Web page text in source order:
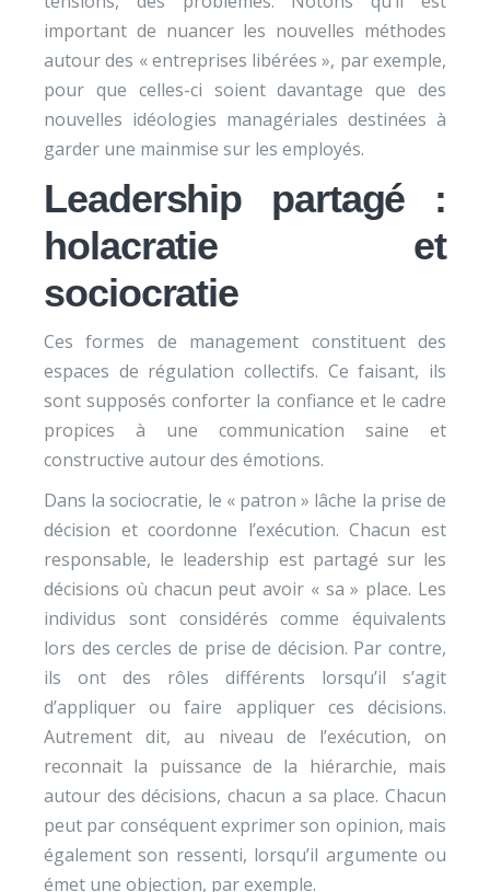
important de nuancer les nouvelles méthodes
autour des « entreprises libérées », par exemple,
pour que celles-ci soient davantage que des
nouvelles idéologies managériales destinées à
garder une mainmise sur les employés.
Leadership partagé :
holacratie et
sociocratie
Ces formes de management constituent des
espaces de régulation collectifs. Ce faisant, ils
sont supposés conforter la confiance et le cadre
propices à une communication saine et
constructive autour des émotions.
Dans la sociocratie, le « patron » lâche la prise de
décision et coordonne l’exécution. Chacun est
responsable, le leadership est partagé sur les
décisions où chacun peut avoir « sa » place. Les
individus sont considérés comme équivalents
lors des cercles de prise de décision. Par contre,
ils ont des rôles différents lorsqu’il s’agit
d’appliquer ou faire appliquer ces décisions.
Autrement dit, au niveau de l’exécution, on
reconnait la puissance de la hiérarchie, mais
autour des décisions, chacun a sa place. Chacun
peut par conséquent exprimer son opinion, mais
également son ressenti, lorsqu’il argumente ou
émet une objection, par exemple.